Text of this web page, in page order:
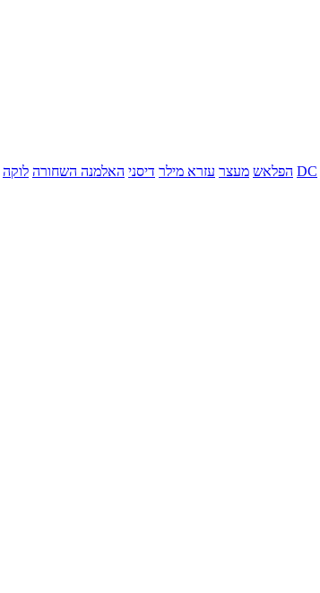
DC הפלאש מעצר עזרא מילר דיסני האלמנה השחורה לוקה